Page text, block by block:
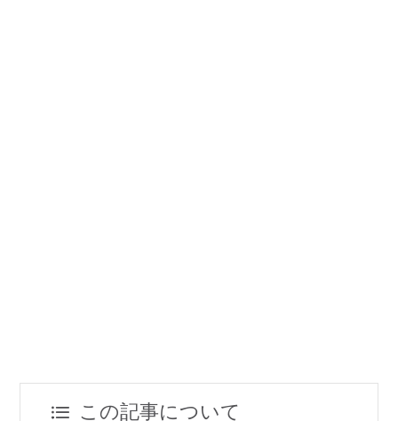
この記事について